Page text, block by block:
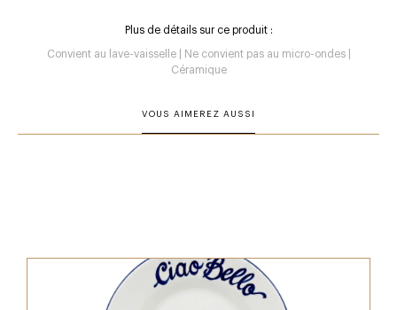
Plus de détails sur ce produit :
Convient au lave-vaisselle | Ne convient pas au micro-ondes |
Céramique
VOUS AIMEREZ AUSSI